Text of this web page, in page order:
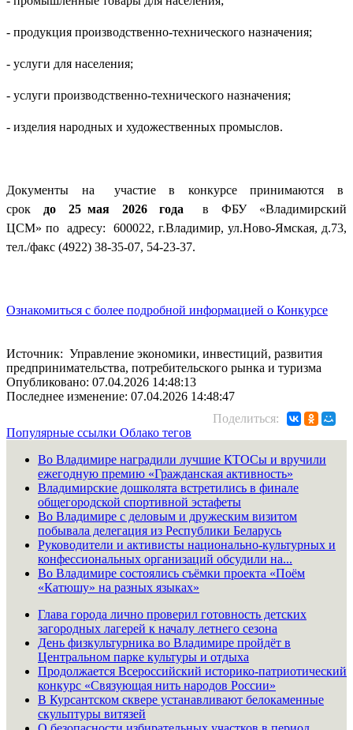
- продукция производственно-технического назначения;
- услуги для населения;
- услуги производственно-технического назначения;
- изделия народных и художественных промыслов.
Документы на участие в конкурсе принимаются в
срок до 25 мая 2026 года в ФБУ «Владимирский
ЦСМ» по адресу: 600022, г.Владимир, ул.Ново-Ямская, д.73,
тел./факс (4922) 38-35-07, 54-23-37.
Ознакомиться с более подробной информацией о Конкурсе
Источник: Управление экономики, инвестиций, развития
предпринимательства, потребительского рынка и туризма
Опубликовано: 07.04.2026 14:48:13
Последнее изменение: 07.04.2026 14:48:47
Поделиться:
Популярные ссылки Облако тегов
Во Владимире наградили лучшие КТОСы и вручили
ежегодную премию «Гражданская активность»
Владимирские дошколята встретились в финале
общегородской спортивной эстафеты
Во Владимире с деловым и дружеским визитом
побывала делегация из Республики Беларусь
Руководители и активисты национально-культурных и
конфессиональных организаций обсудили на...
Во Владимире состоялись съёмки проекта «Поём
«Катюшу» на разных языках»
Глава города лично проверил готовность детских
загородных лагерей к началу летнего сезона
День физкультурника во Владимире пройдёт в
Центральном парке культуры и отдыха
Продолжается Всероссийский историко-патриотический
конкурс «Связующая нить народов России»
В Курсантском сквере устанавливают белокаменные
скульптуры витязей